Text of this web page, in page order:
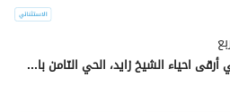
شقة فندقية مفروشة للإيجار في أرقى احياء الشيخ زايد، الحي التامن باقل سعر يومي قريبة من جميع الخدمات.